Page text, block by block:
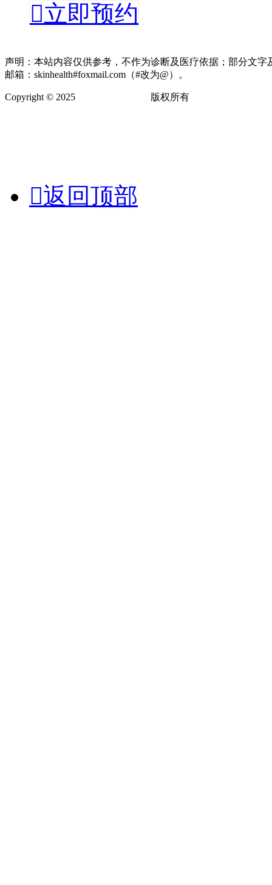
立即预约
声明：本站内容仅供参考，不作为诊断及医疗依据；部分文
邮箱：skinhealth#foxmail.com（#改为@）。
Copyright © 2025 版权所有
返回顶部